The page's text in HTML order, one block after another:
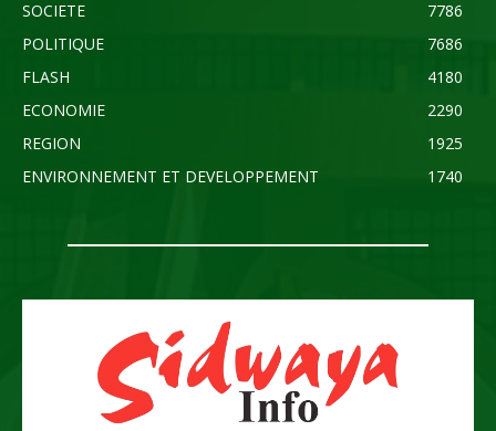
SOCIETE
7786
POLITIQUE
7686
FLASH
4180
ECONOMIE
2290
REGION
1925
ENVIRONNEMENT ET DEVELOPPEMENT
1740